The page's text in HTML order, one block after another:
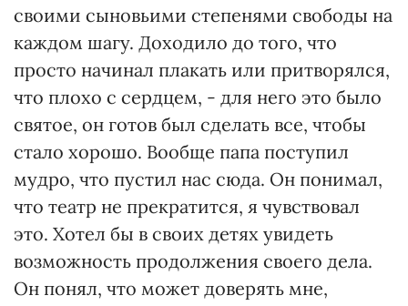
своими сыновьими степенями свободы на
каждом шагу. Доходило до того, что
просто начинал плакать или притворялся,
что плохо с сердцем, - для него это было
святое, он готов был сделать все, чтобы
стало хорошо. Вообще папа поступил
мудро, что пустил нас сюда. Он понимал,
что театр не прекратится, я чувствовал
это. Хотел бы в своих детях увидеть
возможность продолжения своего дела.
Он понял, что может доверять мне,